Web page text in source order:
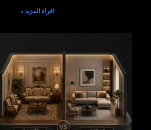
اقراء المزيد »